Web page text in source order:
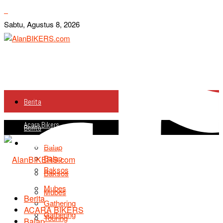
Sabtu, Agustus 8, 2026
Berita
Acara Bikers
Balap
Baksos
Mubes
Gathering
Berita
Acara Bikers
Balap
Baksos
Mubes
Gathering
Touring
Berita
ACARA BIKERS